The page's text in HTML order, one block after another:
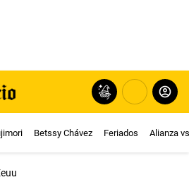
Betssy Chávez Feriados Alianza